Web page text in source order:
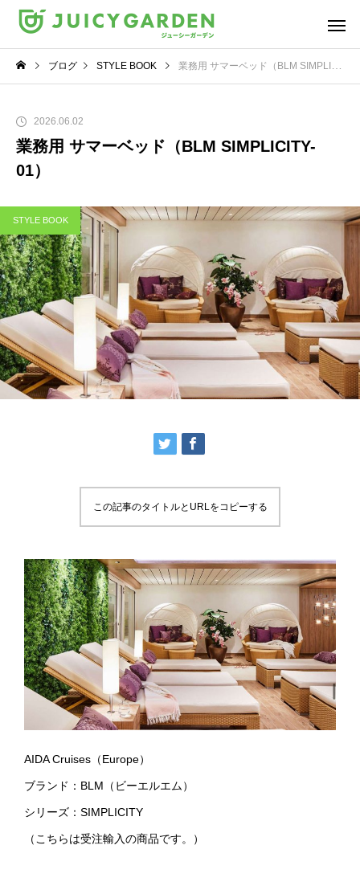
ブログ STYLE BOOK 業務用 サマーベッド（BLM SIMPLICITY-01）
2026.06.02
業務用 サマーベッド（BLM SIMPLICITY-
01）
STYLE BOOK
この記事のタイトルとURLをコピーする
AIDA Cruises（Europe）
ブランド：BLM（ビーエルエム）
シリーズ：SIMPLICITY
（こちらは受注輸入の商品です。）